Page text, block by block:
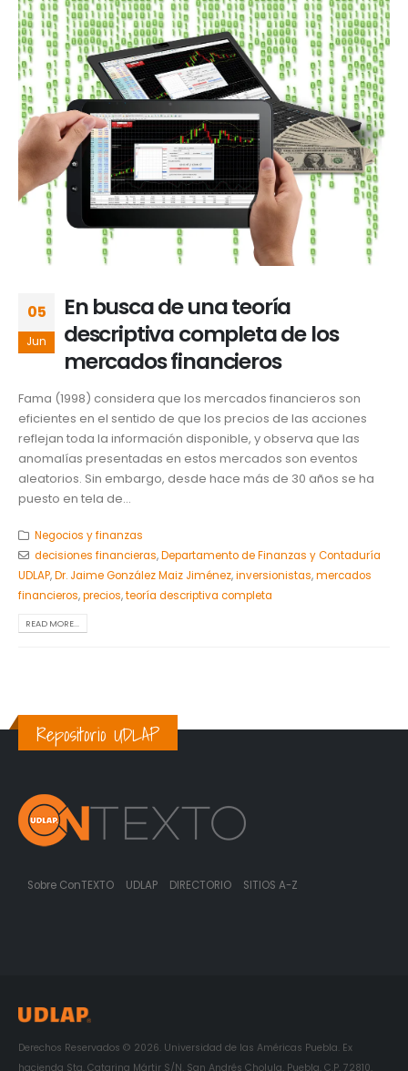
05
Jun
En busca de una teoría
descriptiva completa de los
mercados financieros
Fama (1998) considera que los mercados financieros son
eficientes en el sentido de que los precios de las acciones
reflejan toda la información disponible, y observa que las
anomalías presentadas en estos mercados son eventos
aleatorios. Sin embargo, desde hace más de 30 años se ha
puesto en tela de...
Negocios y finanzas
decisiones financieras,Departamento de Finanzas y Contaduría
UDLAP,Dr. Jaime González Maiz Jiménez,inversionistas,mercados
financieros,precios,teoría descriptiva completa
READ MORE...
Repositorio UDLAP
Sobre ConTEXTO UDLAP DIRECTORIO SITIOS A-Z
Derechos Reservados © 2026. Universidad de las Américas Puebla. Ex
hacienda Sta. Catarina Mártir S/N. San Andrés Cholula, Puebla. C.P. 72810.